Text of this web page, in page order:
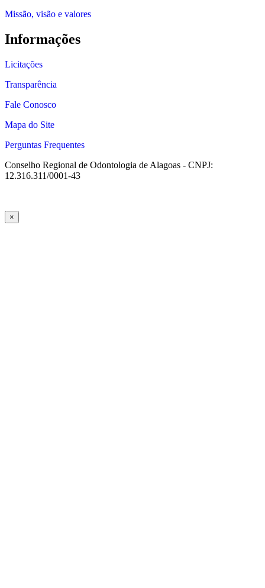
Missão, visão e valores
Informações
Licitações
Transparência
Fale Conosco
Mapa do Site
Perguntas Frequentes
Conselho Regional de Odontologia de Alagoas - CNPJ:
12.316.311/0001-43
×